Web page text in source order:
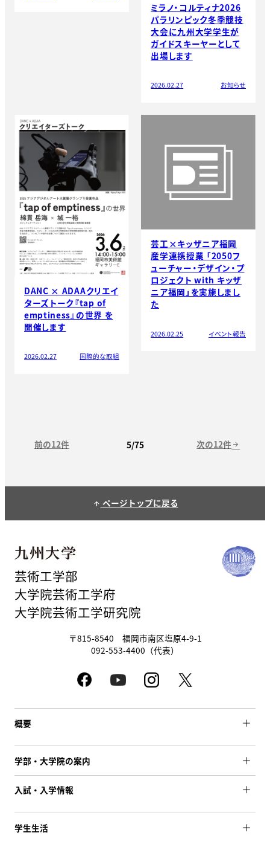
ミラノ・コルティナ2026
パラリンピック冬季競技
大会に九州大学学生が
ガイドスキーヤーとして
出場します
2026.02.27 お知らせ
DANC × ADAAクリエイ
ターズトーク『tap of
emptiness』の世界 を
開催します
2026.02.27 国際的な取組
芸工×キッザニア福岡
産学連携授業 「2050フ
ューチャー・デザイン・プ
ロジェクト with キッザ
ニア福岡」を実施しまし
た
2026.02.25 イベント報告
前の12件 次の12件 arrow_forward
5/75
arrow_upward ページトップに戻る
芸術工学部
大学院芸術工学府
大学院芸術工学研究院
〒815-8540 福岡市南区塩原4-9-1
092-553-4400（代表）
概要
学部・大学院の案内
入試・入学情報
学生生活